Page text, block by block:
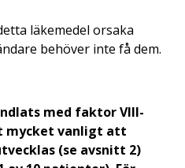
läkemedel orsaka
behöver inte få dem.
med faktor VIII-
mycket vanligt att
(se avsnitt 2)